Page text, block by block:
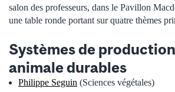
salon des professeurs, dans le Pavillon
une table ronde portant sur quatre thèmes
Systèmes de
animale durables
Philippe Seguin (Sciences végétales)